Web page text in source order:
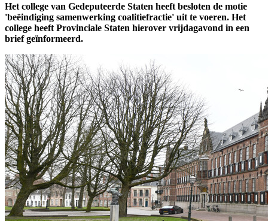
Het college van Gedeputeerde Staten heeft besloten de motie
'beëindiging samenwerking coalitiefractie' uit te voeren. Het
college heeft Provinciale Staten hierover vrijdagavond in een
brief geïnformeerd.